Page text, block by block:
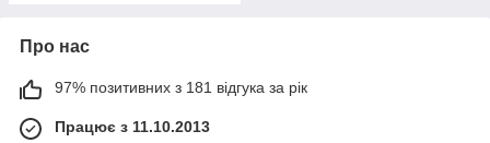
Про нас
97% позитивних з 181 відгука за рік
Працює з 11.10.2013